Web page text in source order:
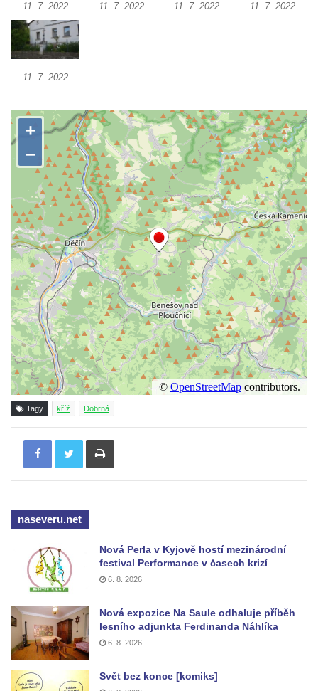
Centrální kříž hřbitova v Chouči
Kříž na rozcestí v Záluží
Kříž v ulici V Zátiší v Dobříni
Boží muka u domu čp. 392 na rohu ulic Na
Labem
Kříž v centru Liběšic
Kříž na návsi v Chouči
Boží muka na rozcestí východně od Chouče
Kříž na návsi v Lužici
Kříž na návsi v Dobrčicích
Kříž u domu čp. 3 v Chrámcích
Kříž u polní cesty severozápadně od Kozel
Údajný kříž na návsi v Kozlech
Centrální kříž hřbitova v Kozlech
Kříž východně od Oparna u cesty na Lovoš
Pamětní kříž na Lovoši
Kříž na rozcestí u domu čp. 49 ve Svojkově
Centrální kříž bývalého hřbitova v Horním
Chlumu
Boží muka svatého Floriána v Mezné
Neugebauerův kříž východně od Sloupu v
Kříž u kostela Zvěstování Panny Marie v
Údajný kříž před kostelem svatých Petra a
Pavla v Jeníkově
Kříž na křižovatce v Teplické ulici v Lahošti
Kříž U Pěti lip na pastvině severovýchodně
Kříž na rozcestí u domu čp. 123 v
11. 7. 2022 11. 7. 2022 11. 7. 2022 11. 7. 2022
11. 7. 2022
Tagy kříž Dobrná
Tisknout
naseveru.net
Nová Perla v Kyjově hostí mezinárodní
festival Performance v časech krizí
6. 8. 2026
Nová expozice Na Saule odhaluje příběh
lesního adjunkta Ferdinanda Náhlíka
6. 8. 2026
Svět bez konce [komiks]